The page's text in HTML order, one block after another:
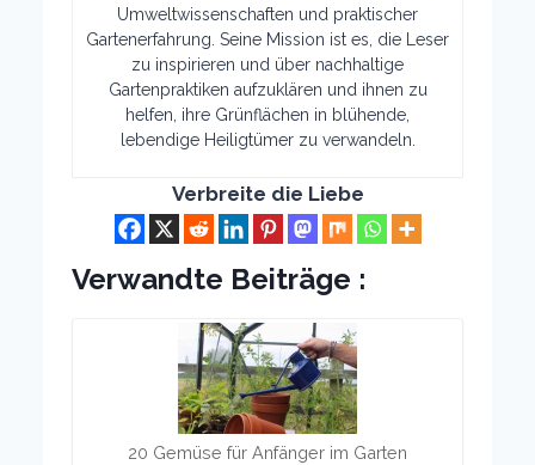
Umweltwissenschaften und praktischer
Gartenerfahrung. Seine Mission ist es, die Leser
zu inspirieren und über nachhaltige
Gartenpraktiken aufzuklären und ihnen zu
helfen, ihre Grünflächen in blühende,
lebendige Heiligtümer zu verwandeln.
Verbreite die Liebe
Verwandte Beiträge :
20 Gemüse für Anfänger im Garten